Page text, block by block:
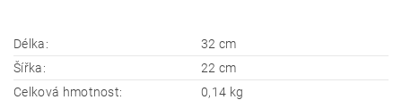
Délka:
32 cm
Šířka:
22 cm
Celková hmotnost:
0,14 kg